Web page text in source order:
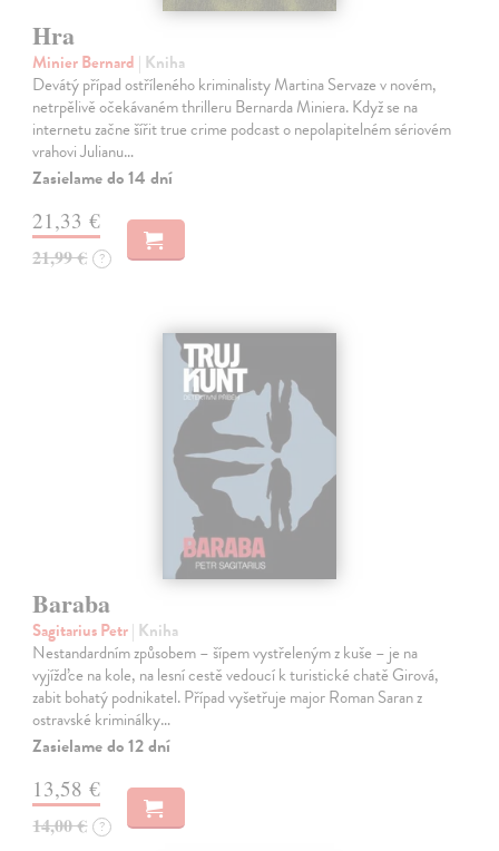
Hra
Minier Bernard | Kniha
Devátý případ ostříleného kriminalisty Martina Servaze v novém,
netrpělivě očekávaném thrilleru Bernarda Miniera. Když se na
internetu začne šířit true crime podcast o nepolapitelném sériovém
vrahovi Julianu…
Zasielame do 14 dní
21,33 €
21,99 € ?
Baraba
Sagitarius Petr| Kniha
Nestandardním způsobem – šípem vystřeleným z kuše – je na
vyjížďce na kole, na lesní cestě vedoucí k turistické chatě Girová,
zabit bohatý podnikatel. Případ vyšetřuje major Roman Saran z
ostravské kriminálky…
Zasielame do 12 dní
13,58 €
14,00 € ?